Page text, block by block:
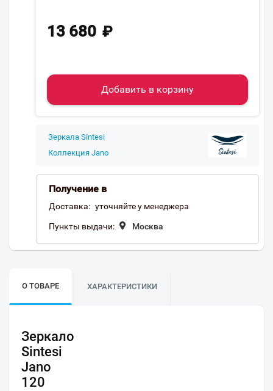
13 680 ₽
Добавить в корзину
Зеркала Sintesi
Коллекция Jano
Получение в
Доставка: уточняйте у менеджера
Пункты выдачи: Москва
О ТОВАРЕ ХАРАКТЕРИСТИКИ
Зеркало
Sintesi
Jano
120